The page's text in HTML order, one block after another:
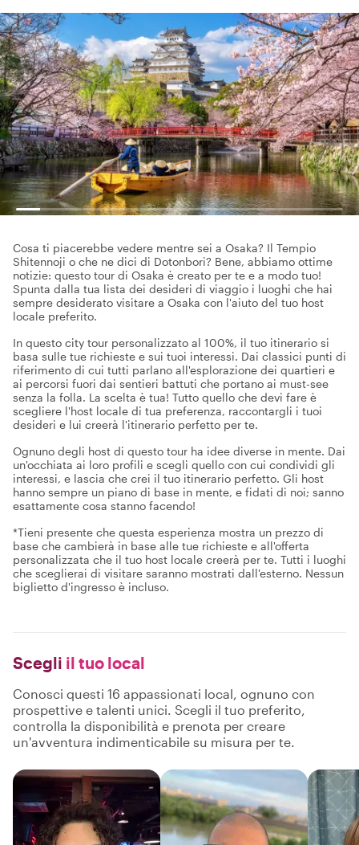
Cosa ti piacerebbe vedere mentre sei a Osaka? Il Tempio
Shitennoji o che ne dici di Dotonbori? Bene, abbiamo ottime
notizie: questo tour di Osaka è creato per te e a modo tuo!
Spunta dalla tua lista dei desideri di viaggio i luoghi che hai
sempre desiderato visitare a Osaka con l'aiuto del tuo host
locale preferito.
In questo city tour personalizzato al 100%, il tuo itinerario si
basa sulle tue richieste e sui tuoi interessi. Dai classici punti di
riferimento di cui tutti parlano all'esplorazione dei quartieri e
ai percorsi fuori dai sentieri battuti che portano ai must-see
senza la folla. La scelta è tua! Tutto quello che devi fare è
scegliere l'host locale di tua preferenza, raccontargli i tuoi
desideri e lui creerà l'itinerario perfetto per te.
Ognuno degli host di questo tour ha idee diverse in mente. Dai
un'occhiata ai loro profili e scegli quello con cui condividi gli
interessi, e lascia che crei il tuo itinerario perfetto. Gli host
hanno sempre un piano di base in mente, e fidati di noi; sanno
esattamente cosa stanno facendo!
*Tieni presente che questa esperienza mostra un prezzo di
base che cambierà in base alle tue richieste e all'offerta
personalizzata che il tuo host locale creerà per te. Tutti i luoghi
che sceglierai di visitare saranno mostrati dall'esterno. Nessun
biglietto d'ingresso è incluso.
Scegli il tuo local
Conosci questi 16 appassionati local, ognuno con
prospettive e talenti unici. Scegli il tuo preferito,
controlla la disponibilità e prenota per creare
un'avventura indimenticabile su misura per te.